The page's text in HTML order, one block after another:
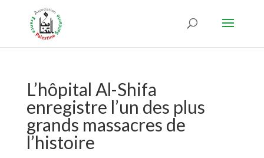
L’hôpital Al-Shifa
enregistre l’un des plus
grands massacres de
l’histoire